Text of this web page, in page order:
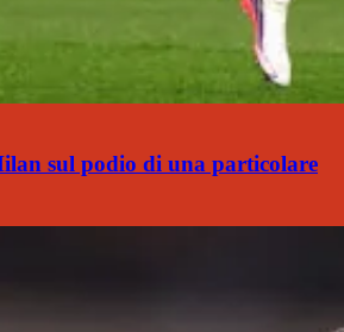
sul podio di una particolare